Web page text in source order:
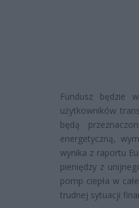
Fundusz będzie
użytkowników
będą
energetyczną,
wynika z raportu
pieniędzy z
pomp ciepła w
trudnej sytuacji